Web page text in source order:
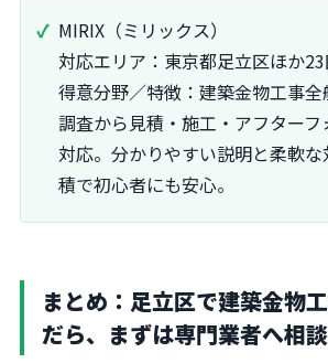
MIRIX（ミリックス）
対応エリア：東京都足立区ほか
得意分野／特徴：建築金物工事
調査から見積・施工・アフター
対応。分かりやすい説明と柔軟
積で初心者にも安心。
まとめ：足立区で建築金物
だら、まずは専門業者へ相